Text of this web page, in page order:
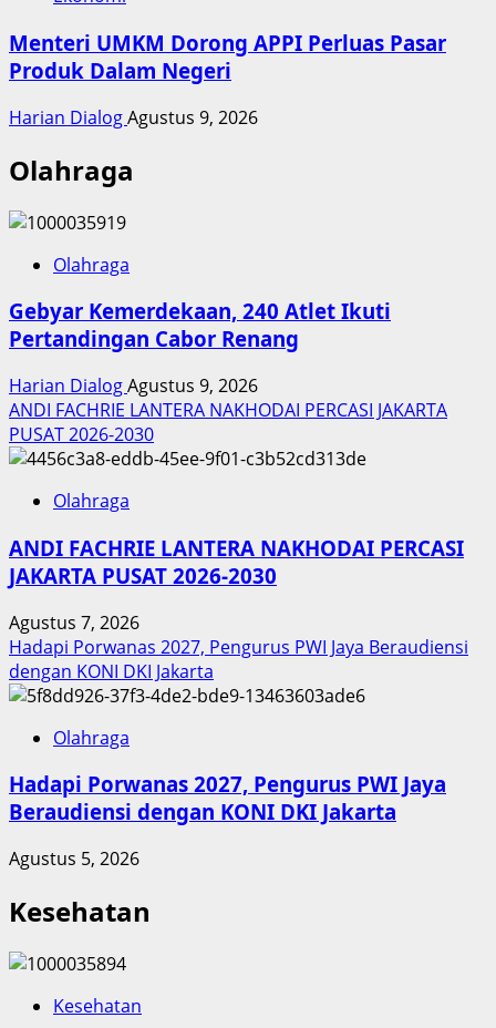
Menteri UMKM Dorong APPI Perluas Pasar
Produk Dalam Negeri
Harian DialogAgustus 9, 2026
Olahraga
Olahraga
Gebyar Kemerdekaan, 240 Atlet Ikuti
Pertandingan Cabor Renang
Harian DialogAgustus 9, 2026
ANDI FACHRIE LANTERA NAKHODAI PERCASI JAKARTA
PUSAT 2026-2030
Olahraga
ANDI FACHRIE LANTERA NAKHODAI PERCASI
JAKARTA PUSAT 2026-2030
Agustus 7, 2026
Hadapi Porwanas 2027, Pengurus PWI Jaya Beraudiensi
dengan KONI DKI Jakarta
Olahraga
Hadapi Porwanas 2027, Pengurus PWI Jaya
Beraudiensi dengan KONI DKI Jakarta
Agustus 5, 2026
Kesehatan
Kesehatan